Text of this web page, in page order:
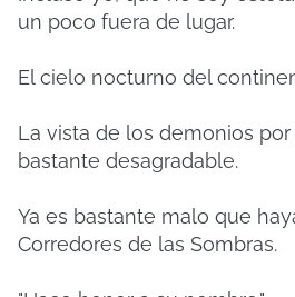
un poco fuera de lugar.
El cielo nocturno del
La vista de los demonios
bastante desagradable.
Ya es bastante malo que
Corredores de las Sombras.